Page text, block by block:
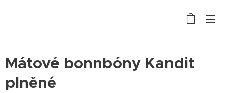
Mátové bonnbóny Kandit
plněné